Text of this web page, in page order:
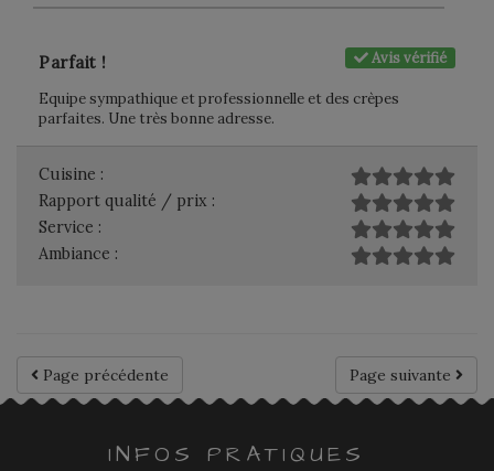
Avis vérifié
Parfait !
Equipe sympathique et professionnelle et des crèpes
parfaites. Une très bonne adresse.
Cuisine :
Rapport qualité / prix :
Service :
Ambiance :
Page suivante
Page précédente
INFOS PRATIQUES